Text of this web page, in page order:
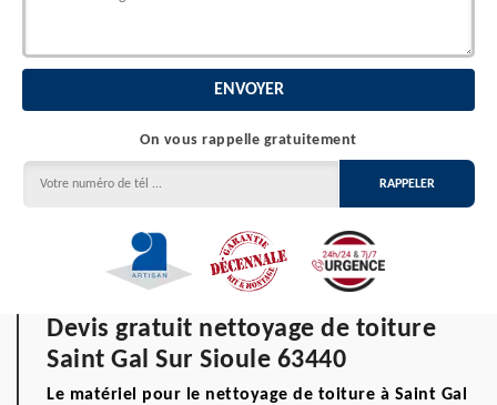
On vous rappelle gratuitement
Devis gratuit nettoyage de toiture
Saint Gal Sur Sioule 63440
Le matériel pour le nettoyage de toiture à Saint Gal